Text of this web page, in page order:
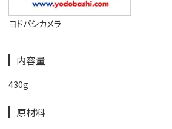
ヨドバシカメラ
内容量
430g
原材料